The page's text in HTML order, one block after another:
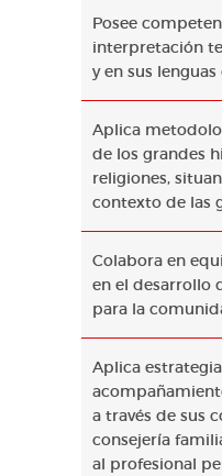
Posee
interpretación
y en sus
Aplica
de los grandes
religiones,
contexto de las
Colabora en
en el desarrollo
para la
Aplica
a través de sus
consejería
al profesional